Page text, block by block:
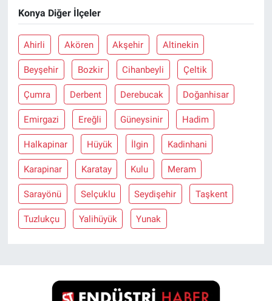
Konya Diğer İlçeler
Ahirli Akören Akşehir Altinekin
Beyşehir Bozkir Cihanbeyli Çeltik
Çumra Derbent Derebucak Doğanhisar
Emirgazi Ereğli Güneysinir Hadim
Halkapinar Hüyük İlgin Kadinhani
Karapinar Karatay Kulu Meram
Sarayönü Selçuklu Seydişehir Taşkent
Tuzlukçu Yalihüyük Yunak